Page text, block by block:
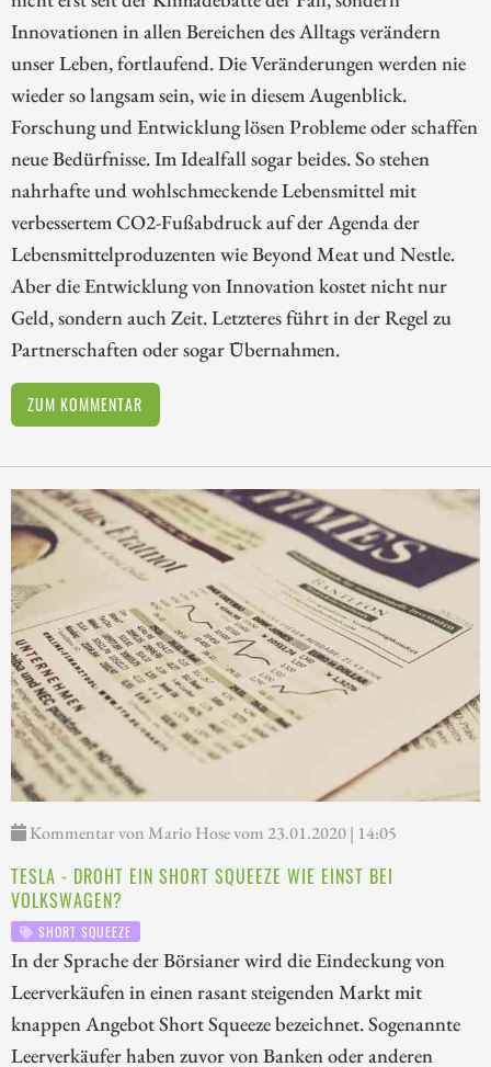
Innovationen in allen Bereichen des Alltags verändern
unser Leben, fortlaufend. Die Veränderungen werden nie
wieder so langsam sein, wie in diesem Augenblick.
Forschung und Entwicklung lösen Probleme oder schaffen
neue Bedürfnisse. Im Idealfall sogar beides. So stehen
nahrhafte und wohlschmeckende Lebensmittel mit
verbessertem CO2-Fußabdruck auf der Agenda der
Lebensmittelproduzenten wie Beyond Meat und Nestle.
Aber die Entwicklung von Innovation kostet nicht nur
Geld, sondern auch Zeit. Letzteres führt in der Regel zu
Partnerschaften oder sogar Übernahmen.
ZUM KOMMENTAR
Kommentar von Mario Hose vom 23.01.2020 | 14:05
TESLA - DROHT EIN SHORT SQUEEZE WIE EINST BEI
VOLKSWAGEN?
SHORT SQUEEZE
In der Sprache der Börsianer wird die Eindeckung von
Leerverkäufen in einen rasant steigenden Markt mit
knappen Angebot Short Squeeze bezeichnet. Sogenannte
Leerverkäufer haben zuvor von Banken oder anderen